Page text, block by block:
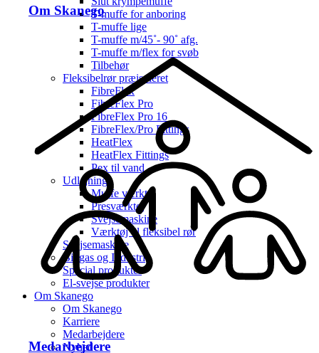
Om Skanego
Medarbejdere
T-muffe for anboring
T-muffe lige
T-muffe m/45˚- 90˚ afg.
T-muffe m/flex for svøb
Tilbehør
Fleksibelrør præisoleret
FibreFlex
FibreFlex Pro
FibreFlex Pro 16
FibreFlex/Pro Fittings
HeatFlex
HeatFlex Fittings
Pex til vand
Udlejning
Muffe værktøj
Presværktøj
Svejsemaskine
Værktøj til fleksibel rør
Svejsemaskine
Biogas og Industri
Special produkter
El-svejse produkter
Om Skanego
Om Skanego
Karriere
Medarbejdere
Nyhed